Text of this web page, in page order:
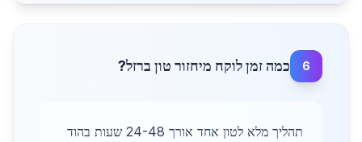
6 כמה זמן לוקח מיחזור טון ברזל?
תהליך מלא לטון אחד אורך 24-48 שעות בהוד